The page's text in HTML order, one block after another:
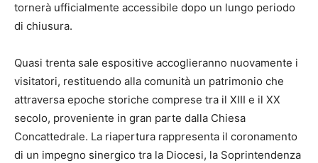
tornerà ufficialmente accessibile dopo un lungo periodo
di chiusura.
Quasi trenta sale espositive accoglieranno nuovamente i
visitatori, restituendo alla comunità un patrimonio che
attraversa epoche storiche comprese tra il XIII e il XX
secolo, proveniente in gran parte dalla Chiesa
Concattedrale. La riapertura rappresenta il coronamento
di un impegno sinergico tra la Diocesi, la Soprintendenza